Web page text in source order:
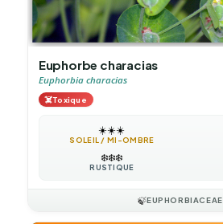
Euphorbe characias
Euphorbia characias
☠️Toxique
☀️☀️☀️
SOLEIL / MI-OMBRE
❄️❄️❄️
RUSTIQUE
🍃EUPHORBIACEAE